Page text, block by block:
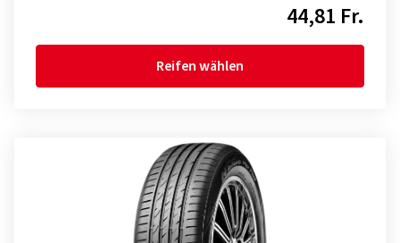
44,81 Fr.
Reifen wählen